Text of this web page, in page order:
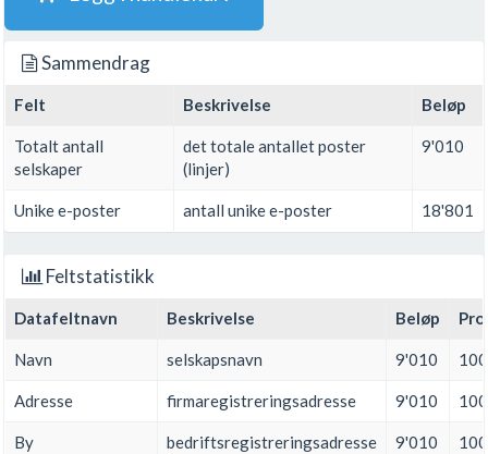
Sammendrag
Felt Beskrivelse Beløp
Totalt antall
selskaper
det totale antallet poster
(linjer)
9'010
Unike e-poster antall unike e-poster 18'801
Feltstatistikk
Datafeltnavn Beskrivelse Beløp
Navn selskapsnavn 9'010
Adresse firmaregistreringsadresse 9'010
By
bedriftsregistreringsadresse
9'010